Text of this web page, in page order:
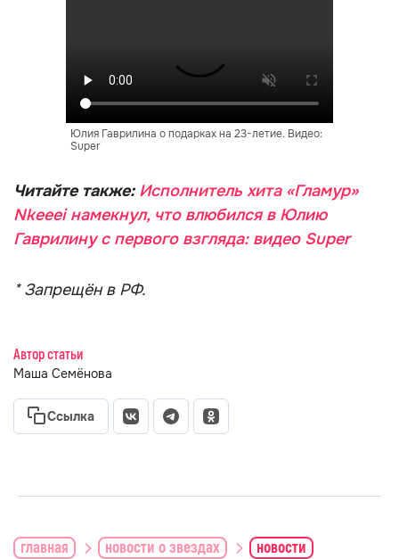
Юлия Гаврилина о подарках на 23-летие. Видео:
Super
Читайте также: Исполнитель хита «Гламур»
Nkeeei намекнул, что влюбился в Юлию
Гаврилину с первого взгляда: видео Super
* Запрещён в РФ.
Автор статьи
Маша Семёнова
Ссылка
главная новости о звездах новости